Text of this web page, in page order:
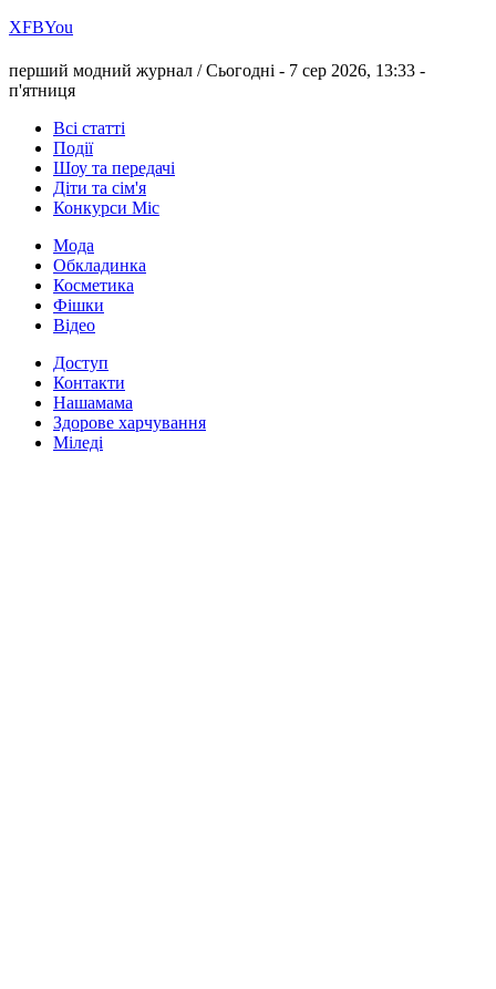
ХFBYou
перший модний журнал /Сьогодні - 7 сер 2026, 13:33 -
п'ятниця
Всі статті
Події
Шоу та передачі
Діти та сім'я
Конкурси Міс
Мода
Обкладинка
Косметика
Фішки
Відео
Доступ
Контакти
Нашамама
Здорове харчування
Міледі